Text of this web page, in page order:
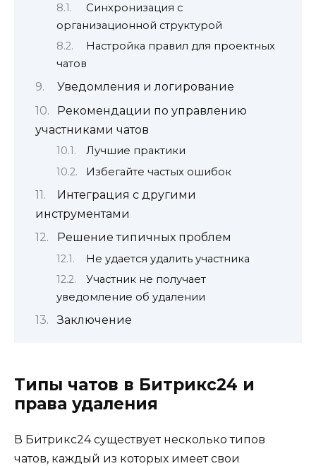
Синхронизация с
организационной структурой
Настройка правил для проектных
чатов
Уведомления и логирование
Рекомендации по управлению
участниками чатов
Лучшие практики
Избегайте частых ошибок
Интеграция с другими
инструментами
Решение типичных проблем
Не удается удалить участника
Участник не получает
уведомление об удалении
Заключение
Типы чатов в Битрикс24 и
права удаления
В Битрикс24 существует несколько типов
чатов, каждый из которых имеет свои